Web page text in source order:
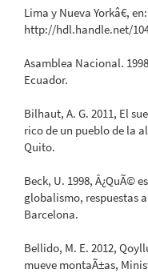
Lima y Nueva Yorkâ€,
http://hdl.handle.net/
Asamblea Nacional.
Ecuador.
Bilhaut, A. G. 2011, El
rico de un pueblo de la
Quito.
Beck, U. 1998, Â¿QuÃ©
globalismo, respuestas
Barcelona.
Bellido, M. E. 2012,
mueve montaÃ±as,